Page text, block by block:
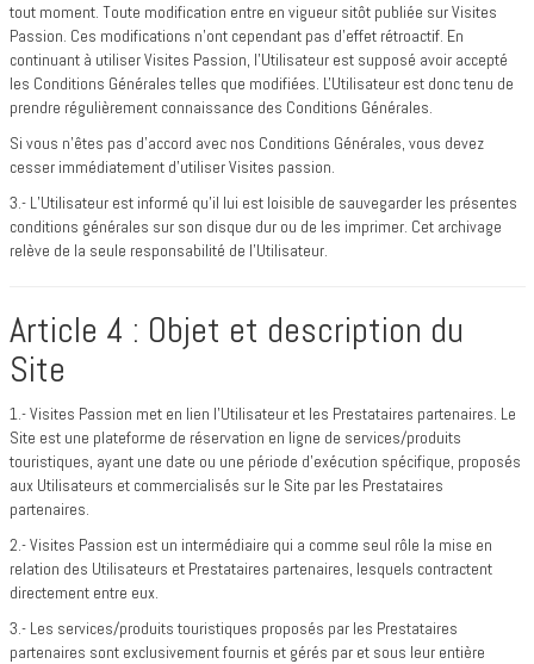
tout moment. Toute modification entre en vigueur sitôt publiée sur Visites
Passion. Ces modifications n'ont cependant pas d'effet rétroactif. En
continuant à utiliser Visites Passion, l'Utilisateur est supposé avoir accepté
les Conditions Générales telles que modifiées. L'Utilisateur est donc tenu de
prendre régulièrement connaissance des Conditions Générales.
Si vous n'êtes pas d'accord avec nos Conditions Générales, vous devez
cesser immédiatement d'utiliser Visites passion.
3.- L’Utilisateur est informé qu’il lui est loisible de sauvegarder les présentes
conditions générales sur son disque dur ou de les imprimer. Cet archivage
relève de la seule responsabilité de l’Utilisateur.
Article 4 : Objet et description du
Site
1.- Visites Passion met en lien l’Utilisateur et les Prestataires partenaires. Le
Site est une plateforme de réservation en ligne de services/produits
touristiques, ayant une date ou une période d'exécution spécifique, proposés
aux Utilisateurs et commercialisés sur le Site par les Prestataires
partenaires.
2.- Visites Passion est un intermédiaire qui a comme seul rôle la mise en
relation des Utilisateurs et Prestataires partenaires, lesquels contractent
directement entre eux.
3.- Les services/produits touristiques proposés par les Prestataires
partenaires sont exclusivement fournis et gérés par et sous leur entière